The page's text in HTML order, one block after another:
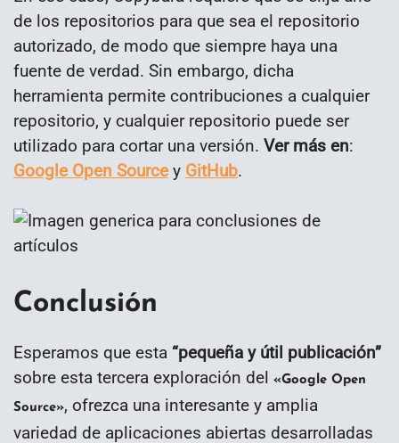
de los repositorios para que sea el repositorio
autorizado, de modo que siempre haya una
fuente de verdad. Sin embargo, dicha
herramienta permite contribuciones a cualquier
repositorio, y cualquier repositorio puede ser
utilizado para cortar una versión. Ver más en:
Google Open Sourcey GitHub.
Conclusión
Esperamos que esta “pequeña y útil publicación”
sobre esta tercera exploración del «Google Open
Source», ofrezca una interesante y amplia
variedad de aplicaciones abiertas desarrolladas